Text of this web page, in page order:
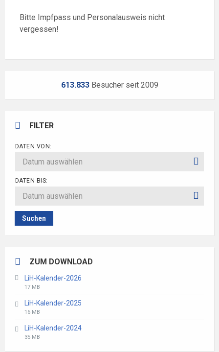
Bitte Impfpass und Personalausweis nicht
vergessen!
613.833 Besucher seit 2009
FILTER
DATEN VON:
DATEN BIS:
Suchen
ZUM DOWNLOAD
LiH-Kalender-2026
File
pdf
File
17 MB
LiH-Kalender-2025
File
pdf
File
16 MB
LiH-Kalender-2024
File
File
35 MB